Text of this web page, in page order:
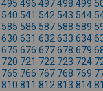
495 496 497498 499
540 541 542 543 544
585 586 587 588 589
630 631 632 633 634
675 676 677678 679
720 721 722 723 724
765 766 767 768 769
810 811 812 813 814